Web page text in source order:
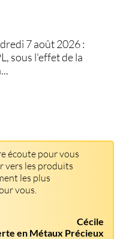
7 août 2026 :
sous l'effet de la
écoute pour vous
vers les produits
les plus
vous.
Cécile
en Métaux Précieux